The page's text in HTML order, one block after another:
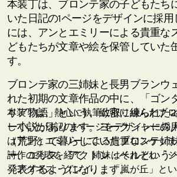
本装丁は、ブロンテ家の子どもたち
いた日記の1ページをデザインに採
には、アンとエミリーによる貴重な
どもたちが文章や絵を保管していた
す。
ブロンテ家の三姉妹と長男ブランウ
れた初期の文章作品の中に、「ゴン
リア物語」という、緻密に練られた
ー小説があります。ヨークシャーの
（荒野）で暮らしていたブロンテ姉
ー、エリス、アクトン・ベルという
発表するようになります。
本装丁は、熱心に執筆に取り組んだブ
していた日記の1ページをデザインに採
はアンとエミリーによる貴重なスケッ
詩作の発表を経て、姉妹はそれぞれ「
「アグネス・グレイ」、「嵐が丘」と